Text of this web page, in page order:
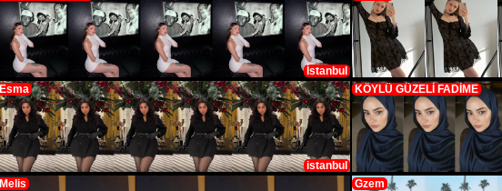
İstanbul
Esma
istanbul
KÖYLÜ GÜZELİ FADİME
Melis
Gzem